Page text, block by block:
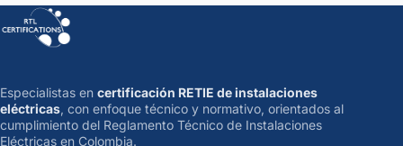
Especialistas en certificación RETIE de instalaciones
eléctricas, con enfoque técnico y normativo, orientados al
cumplimiento del Reglamento Técnico de Instalaciones
Eléctricas en Colombia.